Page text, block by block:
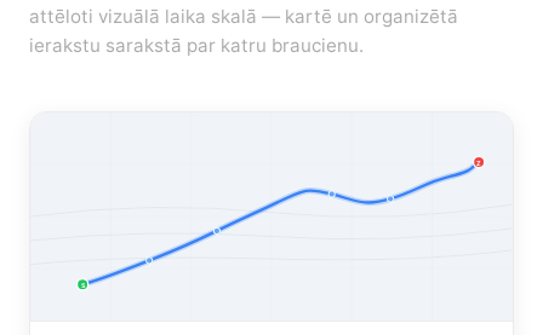
attēloti vizuālā laika skalā — kartē un organizētā
ierakstu sarakstā par katru braucienu.
S
Z